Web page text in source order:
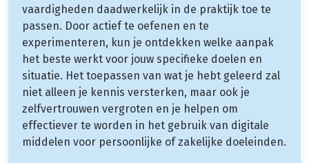
vaardigheden daadwerkelijk in de praktijk toe te
passen. Door actief te oefenen en te
experimenteren, kun je ontdekken welke aanpak
het beste werkt voor jouw specifieke doelen en
situatie. Het toepassen van wat je hebt geleerd zal
niet alleen je kennis versterken, maar ook je
zelfvertrouwen vergroten en je helpen om
effectiever te worden in het gebruik van digitale
middelen voor persoonlijke of zakelijke doeleinden.